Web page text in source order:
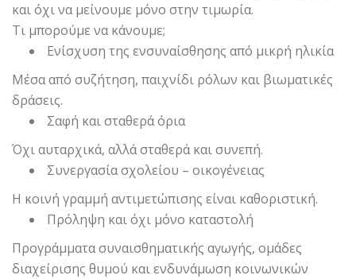
και όχι να μείνουμε μόνο στην τιμωρία.
Τι μπορούμε να κάνουμε;
Ενίσχυση της ενσυναίσθησης από μικρή ηλικία
Μέσα από συζήτηση, παιχνίδι ρόλων και βιωματικές
δράσεις.
Σαφή και σταθερά όρια
Όχι αυταρχικά, αλλά σταθερά και συνεπή.
Συνεργασία σχολείου – οικογένειας
Η κοινή γραμμή αντιμετώπισης είναι καθοριστική.
Πρόληψη και όχι μόνο καταστολή
Προγράμματα συναισθηματικής αγωγής, ομάδες
διαχείρισης θυμού και ενδυνάμωση κοινωνικών